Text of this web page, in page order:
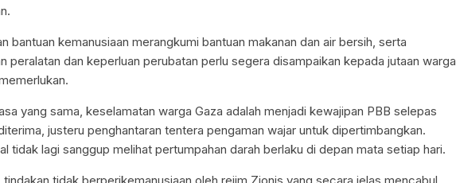
bantuan kemanusiaan merangkumi bantuan makanan dan air bersih, serta
peralatan dan keperluan perubatan perlu segera disampaikan kepada jutaan warga
yang sama, keselamatan warga Gaza adalah menjadi kewajipan PBB selepas
justeru penghantaran tentera pengaman wajar untuk dipertimbangkan.
tidak lagi sanggup melihat pertumpahan darah berlaku di depan mata setiap hari.
tindakan tidak berperikemanusiaan oleh rejim Zionis yang secara jelas mencabul